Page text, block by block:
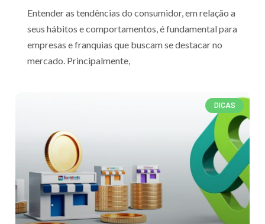
Entender as tendências do consumidor, em relação a
seus hábitos e comportamentos, é fundamental para
empresas e franquias que buscam se destacar no
mercado. Principalmente,
DICAS